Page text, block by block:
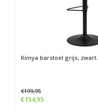
Kimya barstoel grijs, zwart.
€199,95
€154,95